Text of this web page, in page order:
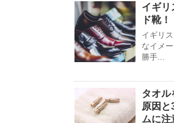
イギリ
ド靴！
イギリ
なイメ
勝手...
タオル
原因と
ムに注